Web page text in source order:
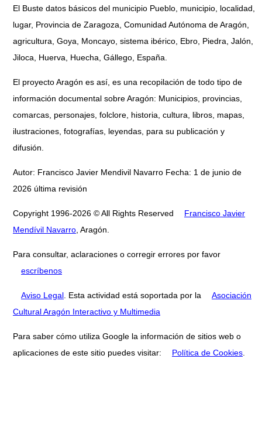
El Buste datos básicos del municipio Pueblo, municipio, localidad,
lugar, Provincia de Zaragoza, Comunidad Autónoma de Aragón,
agricultura, Goya, Moncayo, sistema ibérico, Ebro, Piedra, Jalón,
Jiloca, Huerva, Huecha, Gállego, España.
El proyecto Aragón es así, es una recopilación de todo tipo de
información documental sobre Aragón: Municipios, provincias,
comarcas, personajes, folclore, historia, cultura, libros, mapas,
ilustraciones, fotografías, leyendas, para su publicación y
difusión.
Autor: Francisco Javier Mendivil Navarro Fecha: 1 de junio de
2026 última revisión
Copyright 1996-2026 © All Rights Reserved
Francisco Javier
Mendívil Navarro , Aragón.
Para consultar, aclaraciones o corregir errores por favor
escríbenos
Aviso Legal . Esta actividad está soportada por la
Asociación
Cultural Aragón Interactivo y Multimedia
Para saber cómo utiliza Google la información de sitios web o
aplicaciones de este sitio puedes visitar:
Política de Cookies